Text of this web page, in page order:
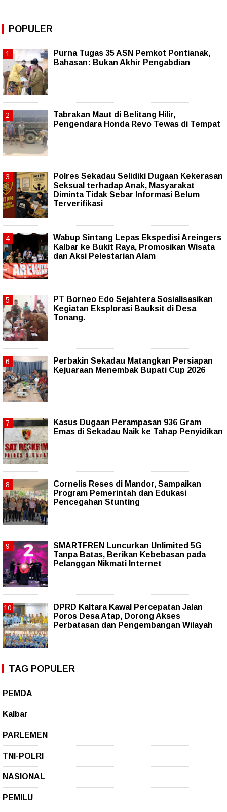
POPULER
Purna Tugas 35 ASN Pemkot Pontianak,
Bahasan: Bukan Akhir Pengabdian
Tabrakan Maut di Belitang Hilir,
Pengendara Honda Revo Tewas di Tempat
Polres Sekadau Selidiki Dugaan Kekerasan
Seksual terhadap Anak, Masyarakat
Diminta Tidak Sebar Informasi Belum
Terverifikasi
Wabup Sintang Lepas Ekspedisi Areingers
Kalbar ke Bukit Raya, Promosikan Wisata
dan Aksi Pelestarian Alam
PT Borneo Edo Sejahtera Sosialisasikan
Kegiatan Eksplorasi Bauksit di Desa
Tonang.
Perbakin Sekadau Matangkan Persiapan
Kejuaraan Menembak Bupati Cup 2026
Kasus Dugaan Perampasan 936 Gram
Emas di Sekadau Naik ke Tahap Penyidikan
Cornelis Reses di Mandor, Sampaikan
Program Pemerintah dan Edukasi
Pencegahan Stunting
SMARTFREN Luncurkan Unlimited 5G
Tanpa Batas, Berikan Kebebasan pada
Pelanggan Nikmati Internet
DPRD Kaltara Kawal Percepatan Jalan
Poros Desa Atap, Dorong Akses
Perbatasan dan Pengembangan Wilayah
TAG POPULER
PEMDA
Kalbar
PARLEMEN
TNI-POLRI
NASIONAL
PEMILU